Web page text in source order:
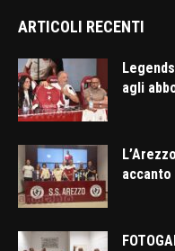
ARTICOLI RECENTI
agli
accanto